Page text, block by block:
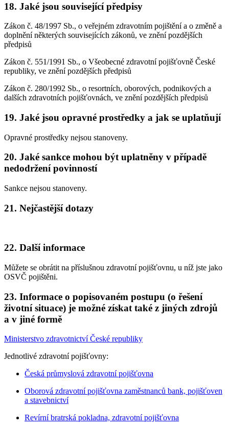
18. Jaké jsou související předpisy
Zákon č. 48/1997 Sb., o veřejném zdravotním pojištění a o změně a
doplnění některých souvisejících zákonů, ve znění pozdějších
předpisů
Zákon č. 551/1991 Sb., o Všeobecné zdravotní pojišťovně České
republiky, ve znění pozdějších předpisů
Zákon č. 280/1992 Sb., o resortních, oborových, podnikových a
dalších zdravotních pojišťovnách, ve znění pozdějších předpisů
19. Jaké jsou opravné prostředky a jak se uplatňují
Opravné prostředky nejsou stanoveny.
20. Jaké sankce mohou být uplatněny v případě
nedodržení povinností
Sankce nejsou stanoveny.
21. Nejčastější dotazy
22. Další informace
Můžete se obrátit na příslušnou zdravotní pojišťovnu, u níž jste jako
OSVČ pojištěni.
23. Informace o popisovaném postupu (o řešení
životní situace) je možné získat také z jiných zdrojů
a v jiné formě
Ministerstvo zdravotnictví České republiky
Jednotlivé zdravotní pojišťovny:
Česká průmyslová zdravotní pojišťovna
Oborová zdravotní pojišťovna zaměstnanců bank, pojišťoven
a stavebnictví
Revírní bratrská pokladna, zdravotní pojišťovna